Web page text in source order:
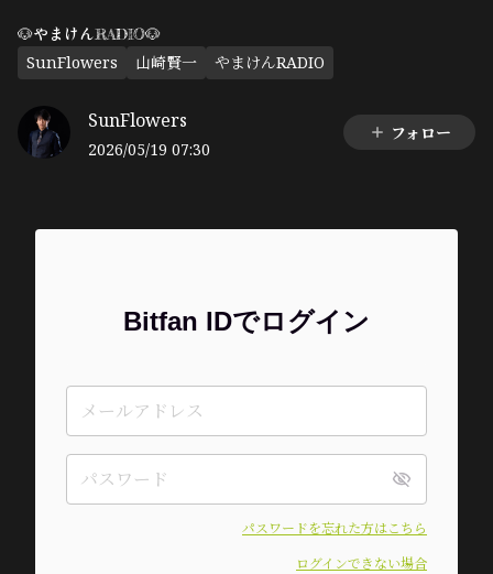
🐶やまけんRADIO🐶
SunFlowers 山崎賢一 やまけんRADIO
SunFlowers
2026/05/19 07:30
フォロー
Bitfan IDでログイン
パスワードを忘れた方はこちら
ログインできない場合